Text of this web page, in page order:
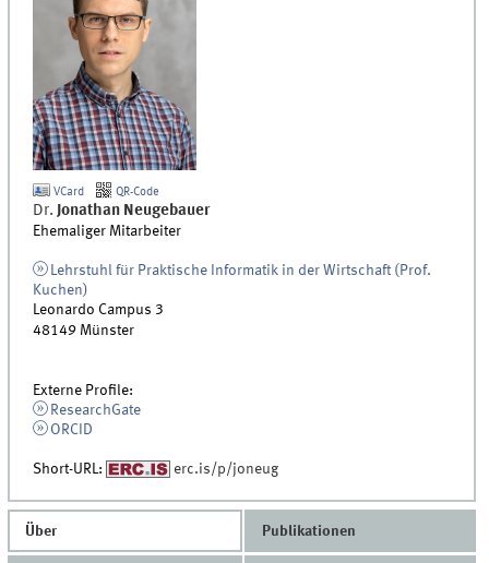
VCard QR-Code
Dr. Jonathan Neugebauer
Ehemaliger Mitarbeiter
Lehrstuhl für Praktische Informatik in der Wirtschaft (Prof.
Kuchen)
Leonardo Campus 3
48149 Münster
Externe Profile:
ResearchGate
ORCID
Short-URL: erc.is/p/joneug
Über Publikationen